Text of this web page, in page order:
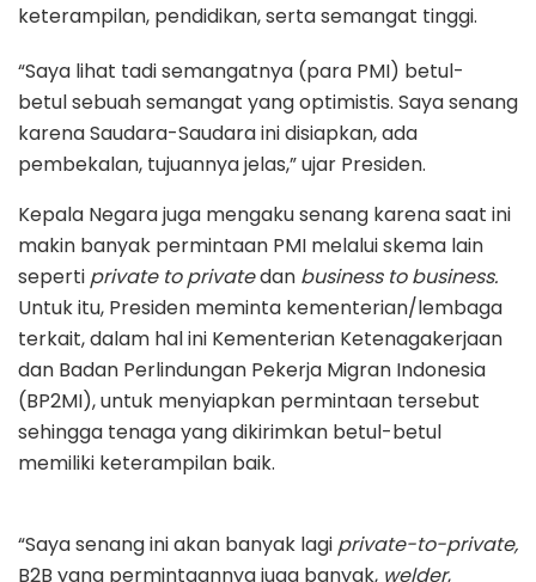
keterampilan, pendidikan, serta semangat tinggi.
“Saya lihat tadi semangatnya (para PMI) betul-
betul sebuah semangat yang optimistis. Saya senang
karena Saudara-Saudara ini disiapkan, ada
pembekalan, tujuannya jelas,” ujar Presiden.
Kepala Negara juga mengaku senang karena saat ini
makin banyak permintaan PMI melalui skema lain
seperti private to privatedan business to business.
Untuk itu, Presiden meminta kementerian/lembaga
terkait, dalam hal ini Kementerian Ketenagakerjaan
dan Badan Perlindungan Pekerja Migran Indonesia
(BP2MI), untuk menyiapkan permintaan tersebut
sehingga tenaga yang dikirimkan betul-betul
memiliki keterampilan baik.
“Saya senang ini akan banyak lagi private-to-private,
B2B yang permintaannya juga banyak, welder,